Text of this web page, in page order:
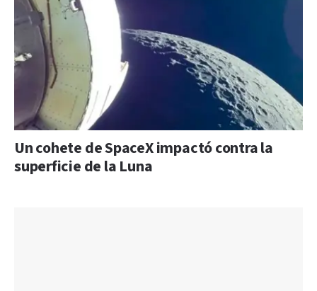
Un cohete de SpaceX impactó contra la
superficie de la Luna